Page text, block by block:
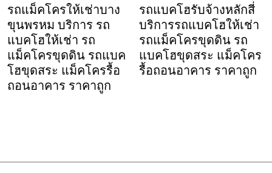
รถแม็คโครให้เช่าบาง
ขุนพรหม บริการ รถ
แบคโฮให้เช่า รถ
แม็คโครขุดดิน รถแบค
โฮขุดสระ แม็คโครรื้อ
ถอนอาคาร ราคาถูก
รถแบคโฮรับจ้างหลักสี่
บริการรถแบคโฮให้เช่า
รถแม็คโครขุดดิน รถ
แบคโฮขุดสระ แม็คโคร
รื้อถอนอาคาร ราคาถูก